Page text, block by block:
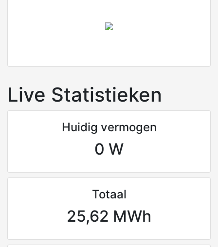
Live Statistieken
Huidig vermogen
0 W
Totaal
25,62 MWh